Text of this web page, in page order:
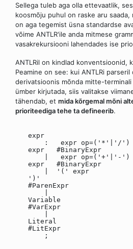
Sellega tuleb aga olla ettevaatlik,
koosmõju puhul on raske aru
on aga tegemist üsna standardse
võime ANTLR'ile anda mitmese
vasakrekursiooni lahendades ise
ANTLRil on kindlad konventsioonid,
Peamine on see: kui ANTLRi
derivatsioonis mõnda mitte-terminali
ümber kirjutada, siis valitakse
tähendab, et mida kõrgemal mõni
prioriteediga tehe ta defineerib.
expr
: expr op=('*'|'/')
expr #BinaryExpr
| expr op=('+'|'-')
expr #BinaryExpr
| '(' expr
')'
#ParenExpr
Variable
#VarExpr
Literal
#LitExpr
;